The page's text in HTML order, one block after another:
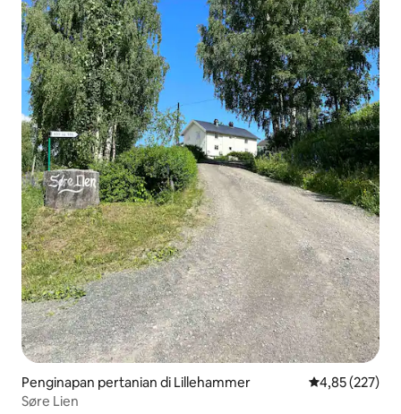
Penginapan pertanian di Lillehammer Nilai rata-rata
4,85 (227)
Søre Lien